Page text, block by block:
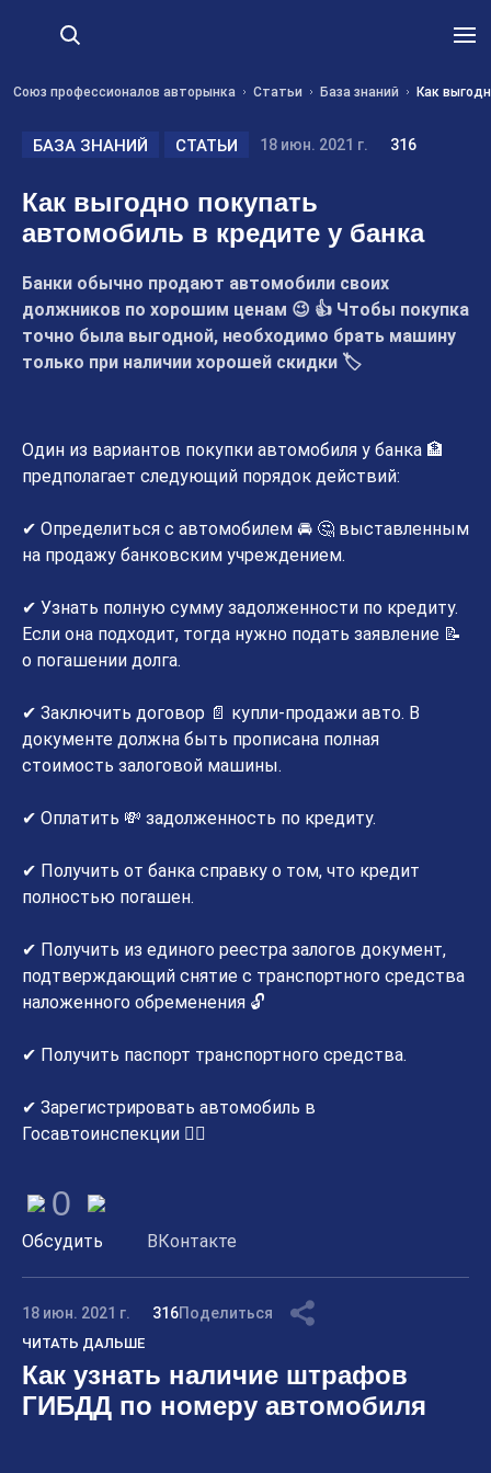
Союз профессионалов авторынка Статьи База знаний Как
БАЗА ЗНАНИЙ СТАТЬИ 18 июн. 2021 г. 316
Как выгодно покупать
автомобиль в кредите у банка
Банки обычно продают автомобили своих
должников по хорошим ценам 😉 👍 Чтобы покупка
точно была выгодной, необходимо брать машину
только при наличии хорошей скидки 🏷
Один из вариантов покупки автомобиля у банка 🏦
предполагает следующий порядок действий:
✔ Определиться с автомобилем 🚘 🤔 выставленным
на продажу банковским учреждением.
✔ Узнать полную сумму задолженности по кредиту.
Если она подходит, тогда нужно подать заявление 📝
о погашении долга.
✔ Заключить договор 📄 купли-продажи авто. В
документе должна быть прописана полная
стоимость залоговой машины.
✔ Оплатить 💸 задолженность по кредиту.
✔ Получить от банка справку о том, что кредит
полностью погашен.
✔ Получить из единого реестра залогов документ,
подтверждающий снятие с транспортного средства
наложенного обременения 🔓
✔ Получить паспорт транспортного средства.
✔ Зарегистрировать автомобиль в
Госавтоинспекции 👮‍♀
0
Обсудить ВКонтакте
18 июн. 2021 г. 316Поделиться
ЧИТАТЬ ДАЛЬШЕ
Как узнать наличие штрафов
ГИБДД по номеру автомобиля